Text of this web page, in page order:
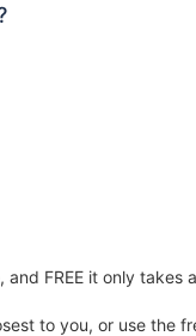
FREE it only takes
to you, or use the